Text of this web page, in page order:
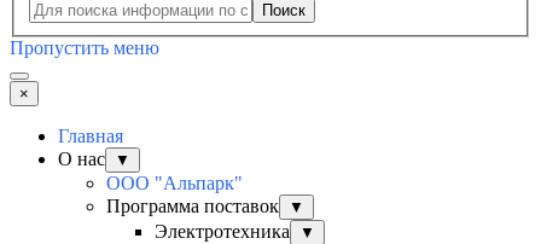
Поиск
Пропустить меню
×
Главная
О нас
▼
ООО "Альпарк"
Программа поставок
▼
Электротехника ▼